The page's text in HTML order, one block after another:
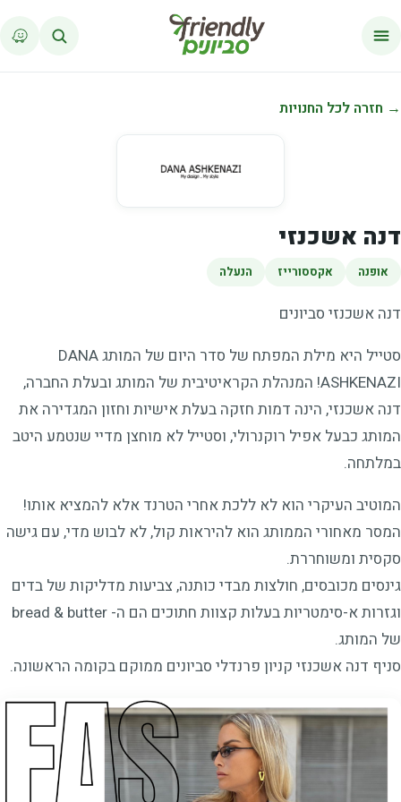
→ חזרה לכל החנויות
דנה אשכנזי
אופנה אקססורייז הנעלה
דנה אשכנזי סביונים
סטייל היא מילת המפתח של סדר היום של המותג DANA
ASHKENAZI! המנהלת הקראיטיבית של המותג ובעלת החברה,
דנה אשכנזי, הינה דמות חזקה בעלת אישיות וחזון המגדירה את
המותג כבעל אפיל רוקנרולי, וסטייל לא מוחצן מדיי שנטמע היטב
במלתחה.
המוטיב העיקרי הוא לא ללכת אחרי הטרנד אלא להמציא אותו!
המסר מאחורי הממותג הוא להיראות קול, לא לבוש מדי, עם גישה
סקסית ומשוחררת.
גינסים מכובסים, חולצות מבדי כותנה, צביעות מדליקות של בדים
וגזרות א-סימטריות בעלות קצוות חתוכים הם ה- bread & butter
של המותג.
סניף דנה אשכנזי קניון פרנדלי סביונים ממוקם בקומה הראשונה.